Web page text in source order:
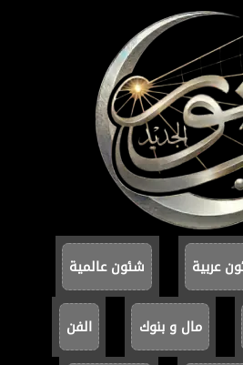
عربية شئون عالمية
مال و بنوك الفن